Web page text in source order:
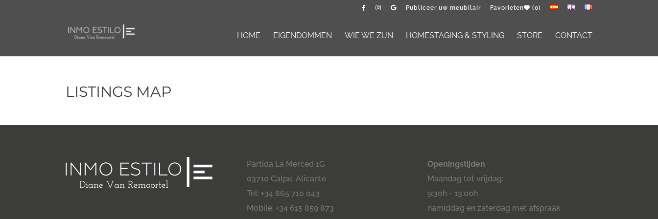
Publiceer uw meubilair Favorieten (0)
HOME EIGENDOMMEN WIE WE ZIJN HOMESTAGING & STYLING STORE CONTACT
LISTINGS MAP
Partida La Merced 1G
03710 Calpe, Alicante
Tel: +34 865 710 043
Mobile: +34 615 859 873
Openingstijden
Maandag tot vrijdag:
9:30h - 13:00h
namiddag en zaterdag met afspraak